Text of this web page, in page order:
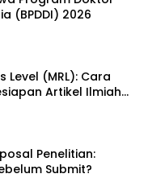
(BPDDI) 2026
Level (MRL): Cara
Artikel Ilmiah
Penelitian:
Submit?